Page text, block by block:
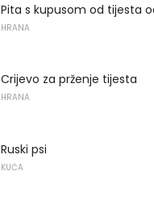
Pita s kupusom od tijesta
HRANA
Crijevo za prženje tijesta
HRANA
Ruski psi
KUĆA